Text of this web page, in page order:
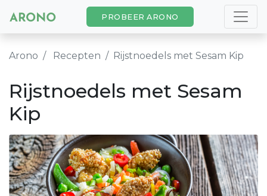
PROBEER ARONO
Arono Recepten Rijstnoedels met Sesam Kip
Rijstnoedels met Sesam
Kip